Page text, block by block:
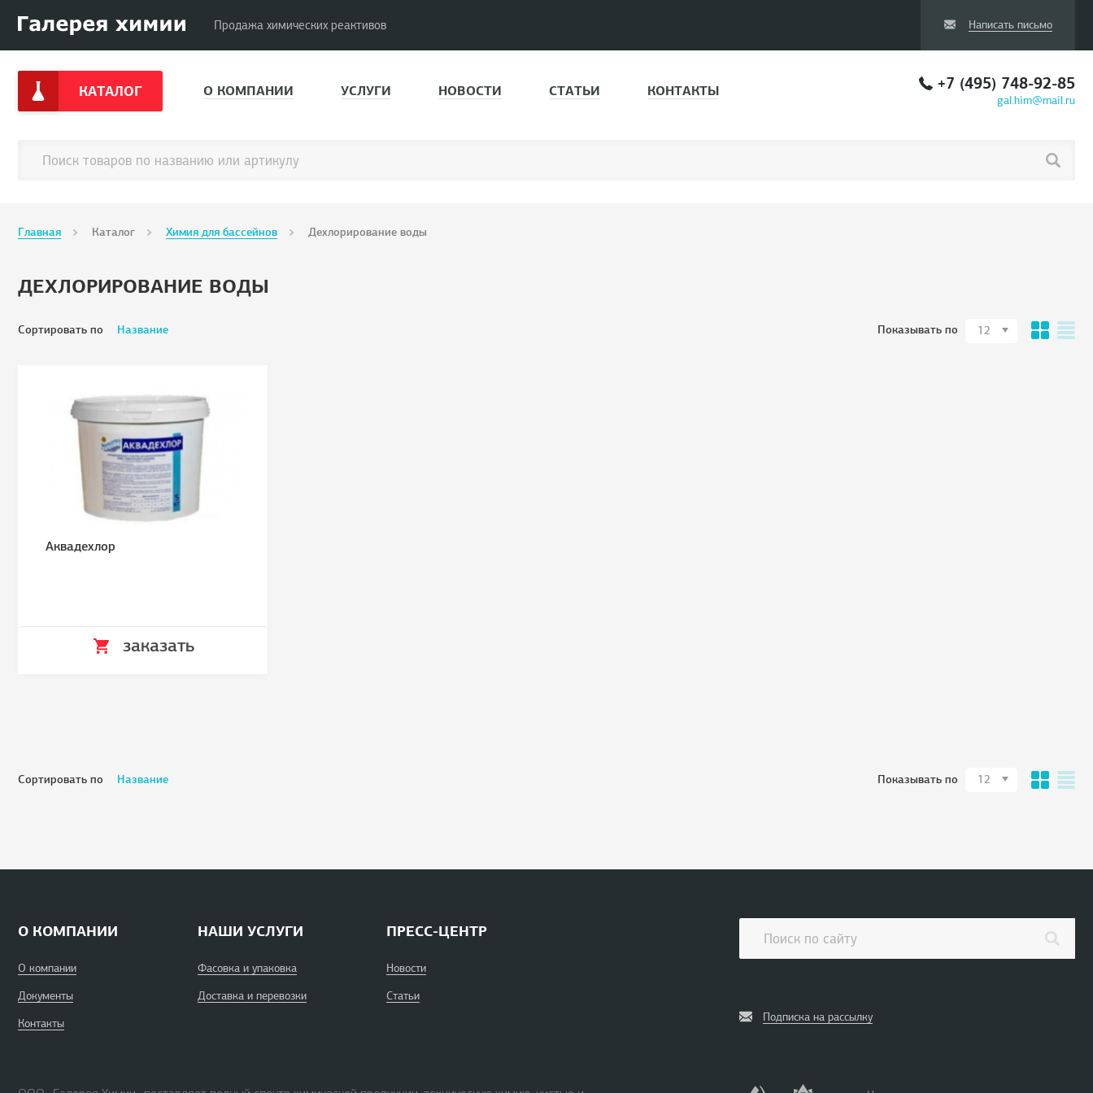
Продажа химических реактивов Написать письмо
КАТАЛОГ О КОМПАНИИ УСЛУГИ НОВОСТИ СТАТЬИ КОНТАКТЫ +7 (495) 748-92-85
gal.him@mail.ru
Главная Каталог Химия для бассейнов Дехлорирование воды
ДЕХЛОРИРОВАНИЕ ВОДЫ
Сортировать по Название Показывать по 12
Аквадехлор
заказать
Сортировать по Название Показывать по 12
О КОМПАНИИ
О компании
Документы
Контакты
НАШИ УСЛУГИ
Фасовка и упаковка
Доставка и перевозки
ПРЕСС-ЦЕНТР
Новости
Статьи
Подписка на рассылку